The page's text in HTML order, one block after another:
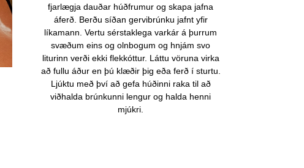
fjarlægja dauðar húðfrumur og skapa jafna
áferð. Berðu síðan gervibrúnku jafnt yfir
líkamann. Vertu sérstaklega varkár á þurrum
svæðum eins og olnbogum og hnjám svo
liturinn verði ekki flekkóttur. Láttu vöruna virka
að fullu áður en þú klæðir þig eða ferð í sturtu.
Ljúktu með því að gefa húðinni raka til að
viðhalda brúnkunni lengur og halda henni
mjúkri.